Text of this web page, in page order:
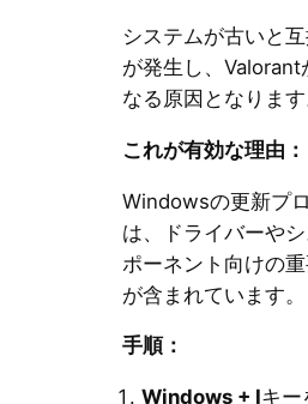
システムが古いと
が発生し、Valorant
なる原因となります
これが有効な理由：
Windowsの更新プ
は、ドライバーや
ポーネント向けの
が含まれています。
手順：
Windows + Iキー